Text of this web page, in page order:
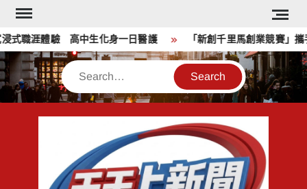
Skip
content
職涯體驗 高中生化身一日醫護 「新創千里馬創業競賽」攜
Search